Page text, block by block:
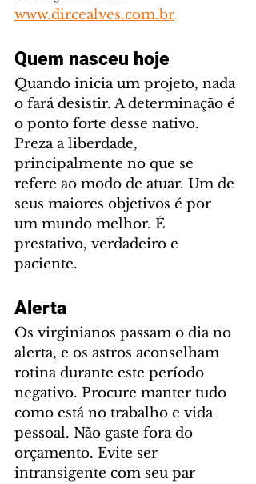
www.dircealves.com.br
Quem nasceu hoje
Quando inicia um projeto, nada
o fará desistir. A determinação é
o ponto forte desse nativo.
Preza a liberdade,
principalmente no que se
refere ao modo de atuar. Um de
seus maiores objetivos é por
um mundo melhor. É
prestativo, verdadeiro e
paciente.
Alerta
Os virginianos passam o dia no
alerta, e os astros aconselham
rotina durante este período
negativo. Procure manter tudo
como está no trabalho e vida
pessoal. Não gaste fora do
orçamento. Evite ser
intransigente com seu par